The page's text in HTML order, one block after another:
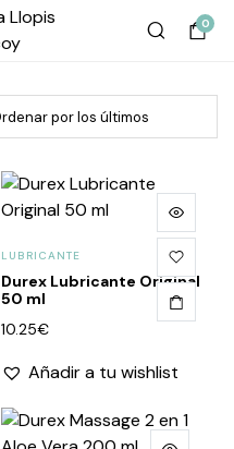
0
LUBRICANTE
Durex Lubricante Original
50 ml
10.25€
Añadir a tu wishlist